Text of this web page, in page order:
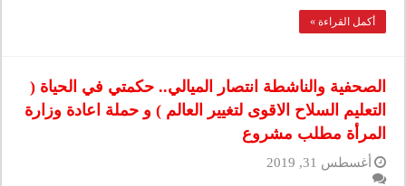
أكمل القراءة »
الصحفية والناشطة انتصار الميالي.. حكمتي في الحياة (
التعليم السلاح الاقوى لتغيير العالم ) و حملة اعادة وزارة
المرأة مطلب مشروع
أغسطس 31, 2019